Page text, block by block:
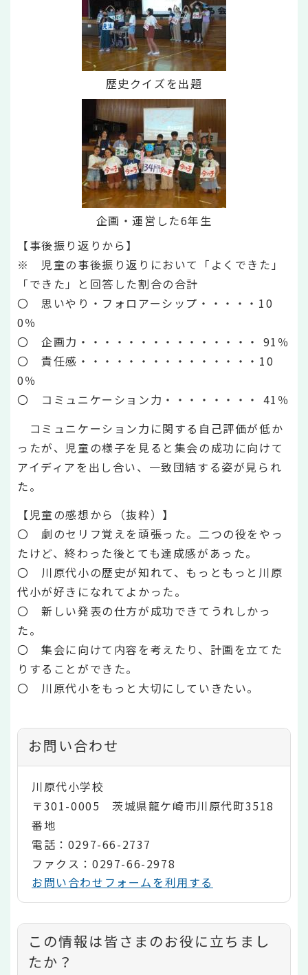
歴史クイズを出題
企画・運営した6年生
【事後振り返りから】
※ 児童の事後振り返りにおいて「よくできた」
「できた」と回答した割合の合計
〇 思いやり・フォロアーシップ・・・・・10
0％
〇 企画力・・・・・・・・・・・・・・・ 91％
〇 責任感・・・・・・・・・・・・・・・10
0％
〇 コミュニケーション力・・・・・・・・ 41％
コミュニケーション力に関する自己評価が低か
ったが、児童の様子を見ると集会の成功に向けて
アイディアを出し合い、一致団結する姿が見られ
た。
【児童の感想から（抜粋）】
〇 劇のセリフ覚えを頑張った。二つの役をやっ
たけど、終わった後とても達成感があった。
〇 川原代小の歴史が知れて、もっともっと川原
代小が好きになれてよかった。
〇 新しい発表の仕方が成功できてうれしかっ
た。
〇 集会に向けて内容を考えたり、計画を立てた
りすることができた。
〇 川原代小をもっと大切にしていきたい。
お問い合わせ
川原代小学校
〒301-0005 茨城県龍ケ崎市川原代町3518
番地
電話：0297-66-2737
ファクス：0297-66-2978
お問い合わせフォームを利用する
コ
ン
この情報は皆さまのお役に立ちまし
たか？